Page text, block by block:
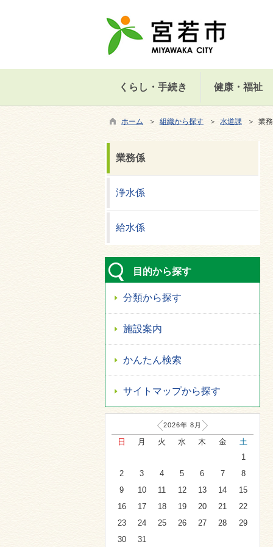
くらし・手続き 健康・福祉
ホーム ＞ 組織から探す ＞ 水道課 ＞ 業
業務係
浄水係
給水係
目的から探す
分類から探す
施設案内
かんたん検索
サイトマップから探す
2026年 8 月
日 月 火 水 木 金
土
1
2
3 4 5 6 7
8
9
10 11 12 13 14
15
16
17 18 19 20 21
22
23
24 25 26 27 28
29
30
31